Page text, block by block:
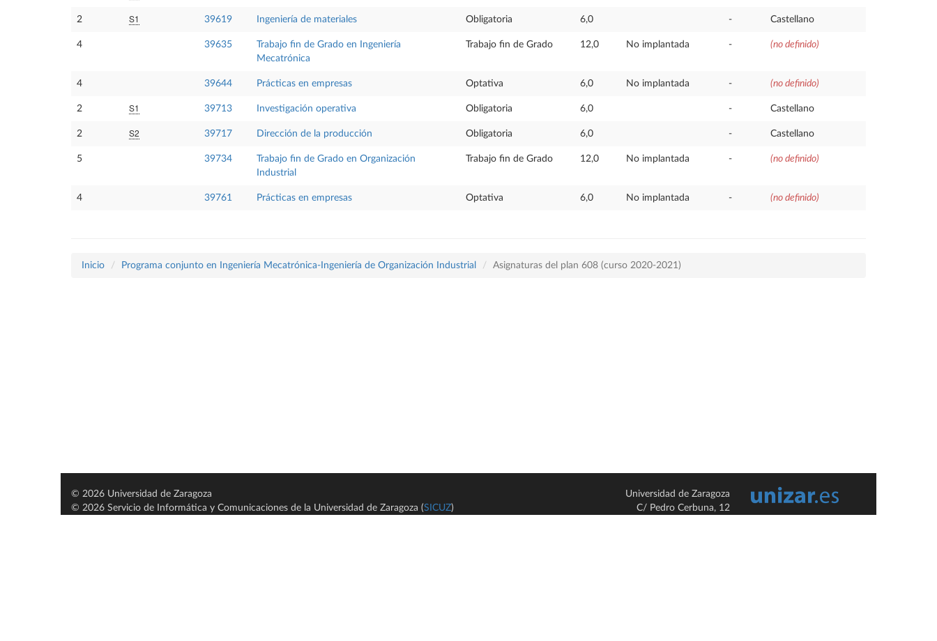
2 S1 39619 Ingeniería de materiales Obligatoria 6,0 - Castellano
4 39635
Trabajo fin de Grado en Ingeniería
Mecatrónica
Trabajo fin de Grado 12,0 No implantada - (no definido)
4 39644 Prácticas en empresas Optativa 6,0 No implantada - (no definido)
2 S1 39713 Investigación operativa Obligatoria 6,0 - Castellano
2 S2 39717 Dirección de la producción Obligatoria 6,0 - Castellano
5 39734
Trabajo fin de Grado en Organización
Industrial
Trabajo fin de Grado 12,0 No implantada - (no definido)
4 39761 Prácticas en empresas Optativa 6,0 No implantada - (no definido)
Inicio Programa conjunto en Ingeniería Mecatrónica-Ingeniería de Organización Industrial Asignaturas del plan 608 (curso 2020-2021)
© 2026 Universidad de Zaragoza
© 2026 Servicio de Informática y Comunicaciones de la Universidad de Zaragoza (SICUZ)
Universidad de Zaragoza
C/ Pedro Cerbuna, 12